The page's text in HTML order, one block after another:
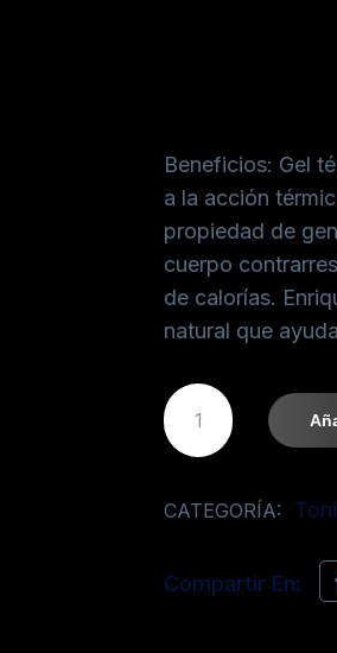
Beneficios: Gel
a la acción
propiedad de
cuerpo
de calorías.
natural que
CATEGORÍA:
Compartir En: